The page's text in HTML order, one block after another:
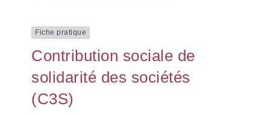
Fiche pratique
Contribution sociale de
solidarité des sociétés
(C3S)